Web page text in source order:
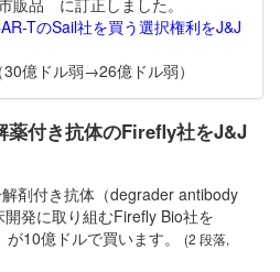
販品 に訂正しました。
TのSail社を買う選択権利をJ&J
億ドル弱→26億ドル弱）
薬付き抗体のFirefly社をJ&J
剤付き抗体（degrader antibody
発に取り組むFirefly Bio社を
10億ドルで買います。
(2 段落,